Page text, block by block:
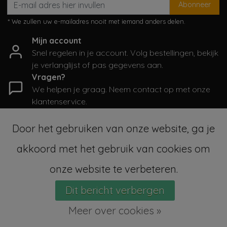
Abonneer
* We zullen uw e-mailadres nooit met iemand anders delen.
Mijn account
Snel regelen in je account. Volg bestellingen, bekijk
je verlanglijst of pas gegevens aan.
Vragen?
We helpen je graag. Neem contact op met onze
klantenservice.
Informatie
Categorieën
© Copyright 2026 - SampleSale4Kids | RealisatieInStijl Media
Algemene voorwaarden|RSS Feed
Door het gebruiken van onze website, ga je
akkoord met het gebruik van cookies om
onze website te verbeteren.
Dit bericht verbergen
Meer over cookies »